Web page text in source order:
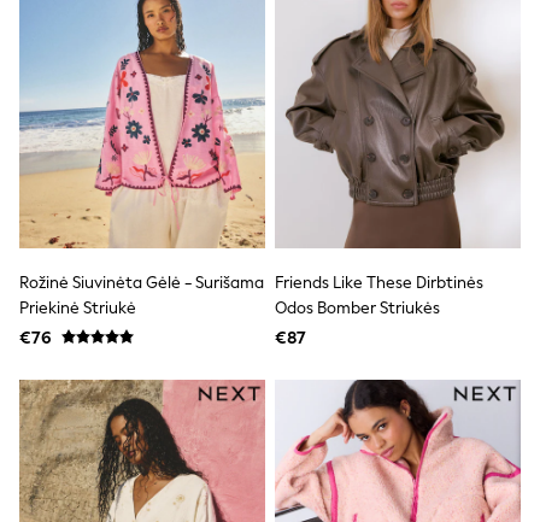
Dresses
Shorts
Skirts
Sandals & Sliders
Rash Vests
Sun Safe Swimwear
Sun Hats & Caps
All Footwear
New In
Boots
Slippers
Trainers
Wellies
Shoes
All Underwear
New In
Nighties
Pyjamas
Robes
Socks & Tights
Rožinė Siuvinėta Gėlė - Surišama
Priekinė Striukė
€76
Friends Like These Dirbtinės
Odos Bomber Striukės
€87